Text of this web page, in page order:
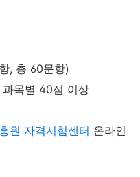
, 총 60문항)
목별 40점 이상
원 자격시험센터 온라인